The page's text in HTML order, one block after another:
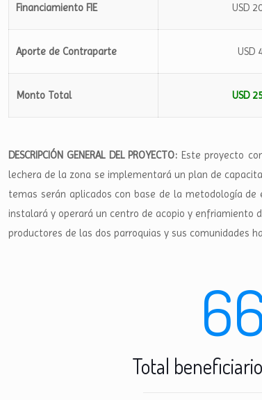
Financiamiento FIE USD
Aporte de Contraparte USD
Monto Total USD
DESCRIPCIÓN GENERAL DEL PROYECTO: Este proyecto
lechera de la zona se implementará un plan de
temas serán aplicados con base de la metodología
instalará y operará un centro de acopio y enfriamiento
productores de las dos parroquias y sus comunidades
Total